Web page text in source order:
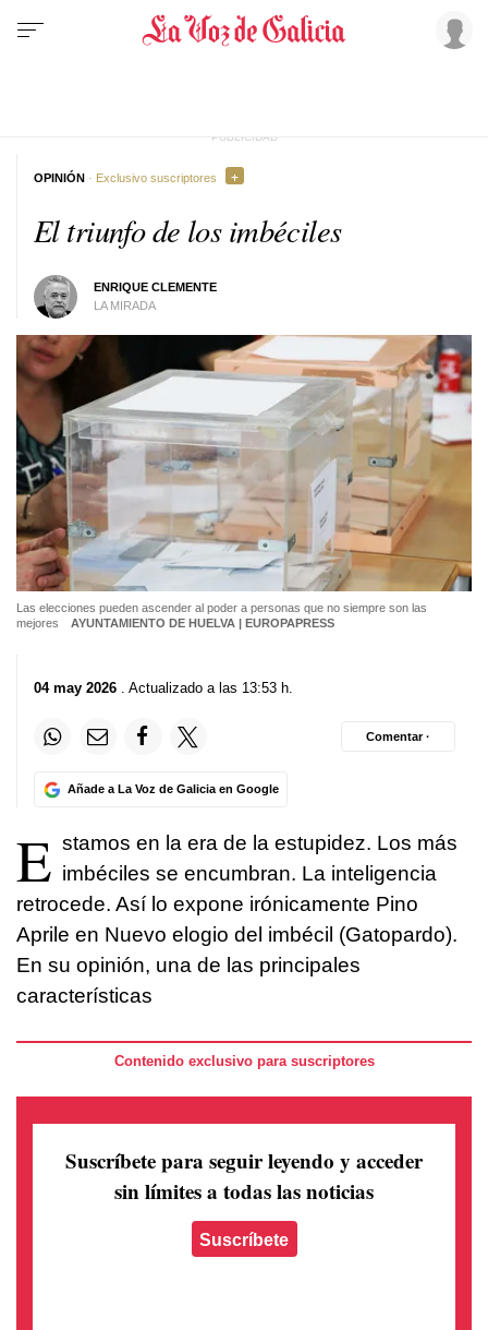
El triunfo de los imbéciles
ENRIQUE CLEMENTE
LA MIRADA
OPINIÓN · Exclusivo suscriptores
Las elecciones pueden ascender al poder a personas que no siempre son las
mejores
AYUNTAMIENTO DE HUELVA | EUROPAPRESS
04 may 2026 . Actualizado a las 13:53 h.
Añade a La Voz de Galicia en Google
Comentar ·
E stamos en la era de la estupidez. Los más
imbéciles se encumbran. La inteligencia
retrocede. Así lo expone irónicamente Pino
Aprile en Nuevo elogio del imbécil (Gatopardo).
En su opinión, una de las principales
características
Contenido exclusivo para suscriptores
Suscríbete para seguir leyendo y acceder
sin límites a todas las noticias
Suscríbete